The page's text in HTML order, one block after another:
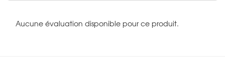
Aucune évaluation disponible pour ce produit.